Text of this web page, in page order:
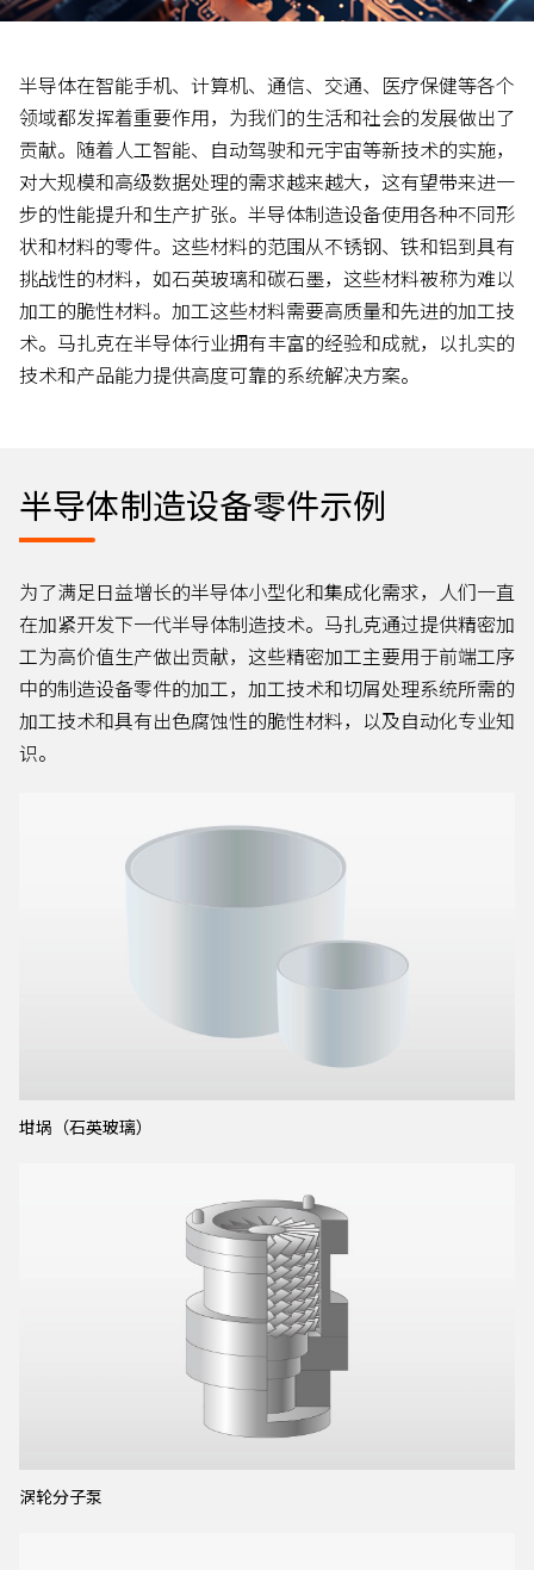
半导体在智能手机、计算机、通信、交通、医疗保健等各个
领域都发挥着重要作用，为我们的生活和社会的发展做出了
贡献。随着人工智能、自动驾驶和元宇宙等新技术的实施，
对大规模和高级数据处理的需求越来越大，这有望带来进一
步的性能提升和生产扩张。半导体制造设备使用各种不同形
状和材料的零件。这些材料的范围从不锈钢、铁和铝到具有
挑战性的材料，如石英玻璃和碳石墨，这些材料被称为难以
加工的脆性材料。加工这些材料需要高质量和先进的加工技
术。马扎克在半导体行业拥有丰富的经验和成就，以扎实的
技术和产品能力提供高度可靠的系统解决方案。
半导体制造设备零件示例
为了满足日益增长的半导体小型化和集成化需求，人们一直
在加紧开发下一代半导体制造技术。马扎克通过提供精密加
工为高价值生产做出贡献，这些精密加工主要用于前端工序
中的制造设备零件的加工，加工技术和切屑处理系统所需的
加工技术和具有出色腐蚀性的脆性材料，以及自动化专业知
识。
坩埚（石英玻璃）
涡轮分子泵